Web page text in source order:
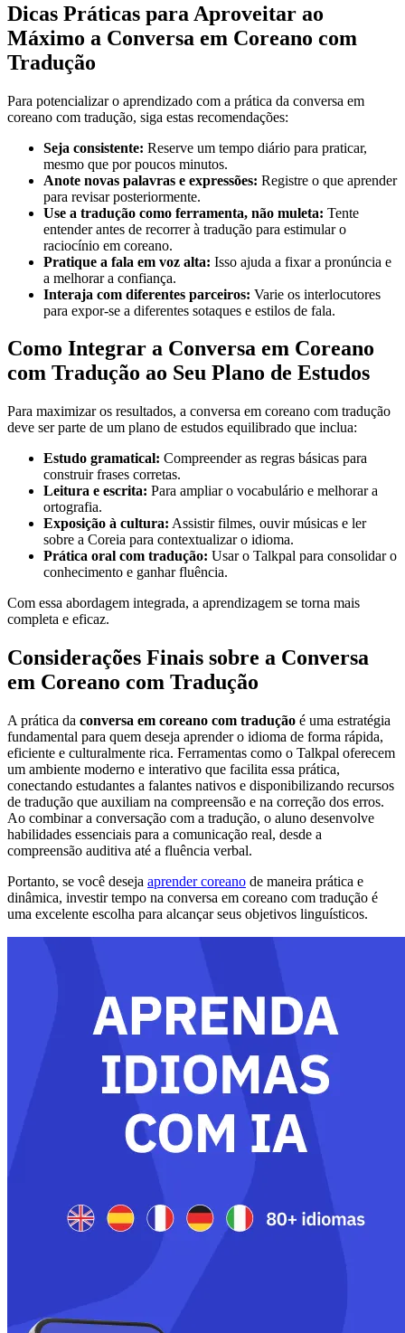
Dicas Práticas para Aproveitar ao
Máximo a Conversa em Coreano com
Tradução
Para potencializar o aprendizado com a prática da conversa em
coreano com tradução, siga estas recomendações:
Seja consistente: Reserve um tempo diário para praticar,
mesmo que por poucos minutos.
Anote novas palavras e expressões: Registre o que aprender
para revisar posteriormente.
Use a tradução como ferramenta, não muleta: Tente
entender antes de recorrer à tradução para estimular o
raciocínio em coreano.
Pratique a fala em voz alta: Isso ajuda a fixar a pronúncia e
a melhorar a confiança.
Interaja com diferentes parceiros: Varie os interlocutores
para expor-se a diferentes sotaques e estilos de fala.
Como Integrar a Conversa em Coreano
com Tradução ao Seu Plano de Estudos
Para maximizar os resultados, a conversa em coreano com tradução
deve ser parte de um plano de estudos equilibrado que inclua:
Estudo gramatical: Compreender as regras básicas para
construir frases corretas.
Leitura e escrita: Para ampliar o vocabulário e melhorar a
ortografia.
Exposição à cultura: Assistir filmes, ouvir músicas e ler
sobre a Coreia para contextualizar o idioma.
Prática oral com tradução: Usar o Talkpal para consolidar o
conhecimento e ganhar fluência.
Com essa abordagem integrada, a aprendizagem se torna mais
completa e eficaz.
Considerações Finais sobre a Conversa
em Coreano com Tradução
A prática da conversa em coreano com tradução é uma estratégia
fundamental para quem deseja aprender o idioma de forma rápida,
eficiente e culturalmente rica. Ferramentas como o Talkpal oferecem
um ambiente moderno e interativo que facilita essa prática,
conectando estudantes a falantes nativos e disponibilizando recursos
de tradução que auxiliam na compreensão e na correção dos erros.
Ao combinar a conversação com a tradução, o aluno desenvolve
habilidades essenciais para a comunicação real, desde a
compreensão auditiva até a fluência verbal.
Portanto, se você deseja aprender coreano de maneira prática e
dinâmica, investir tempo na conversa em coreano com tradução é
uma excelente escolha para alcançar seus objetivos linguísticos.